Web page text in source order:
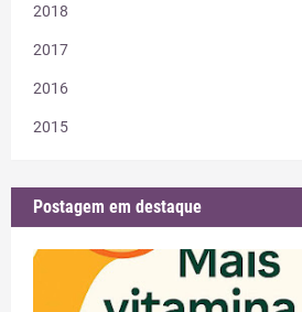
2018
2017
2016
2015
Postagem em destaque